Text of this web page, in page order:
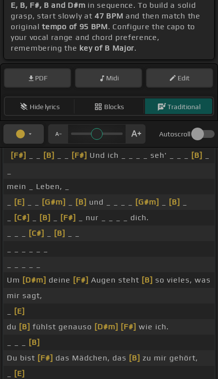
E, B, F#, B and D#m in sequence. To build a solid
grasp, start slowly at47 BPM and then match the
originaltempo of 95 BPM. Configure the capo to
your vocal range and chord preference,
remembering the key of B Major.
PDF Midi Edit
Hide lyrics Blocks Traditional
Autoscroll
[F#] [B] [F#] Und ich _ _ _ _ seh' _ _ _ [B]
mein _ Leben, _
[E] [G#m] [B] und _ _ _ _ [G#m] [B]
[C#] [B] [F#]
_ nur _ _ _ _ dich.
[C#] [B]
Um [D#m] deine [F#] Augen steht [B] so vieles, was
mir sagt,
[E]
du [B] fühlst genauso [D#m] [F#] wie ich.
[B]
Du bist [F#] das Mädchen, das [B] zu mir gehört,
[E]